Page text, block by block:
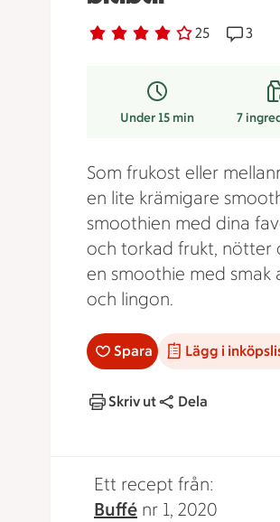
Betyg 4 av 5. 25
25 personer har röstat 3
Under 15 min 7
Som frukost eller
en lite krämigare
smoothien med dina
och torkad frukt, nötter
en smoothie med smak
och lingon.
Spara Lägg i
Skriv ut Dela
Ett recept från:
Buffé nr 1, 2020